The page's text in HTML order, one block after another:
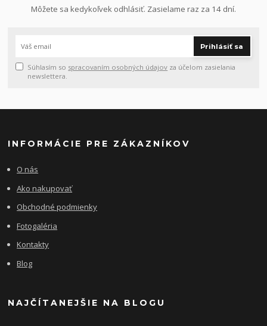
Môžete sa kedykoľvek odhlásiť. Zasielame raz za 14 dní.
Prihlásiť sa
Súhlasím so spracovaním osobných údajov za účelom zasielania
newslettera.
INFORMÁCIE PRE ZÁKAZNÍKOV
O nás
Ako nakupovať
Obchodné podmienky
Fotogaléria
Kontakty
Blog
NAJČÍTANEJŠIE NA BLOGU